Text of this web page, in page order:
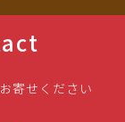
寄せください